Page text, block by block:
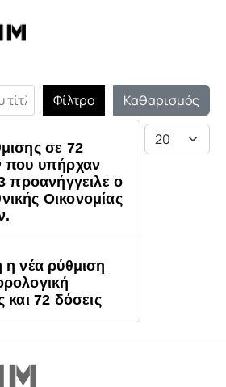
Φίλτρο
Καθαρισμός
Εμφάνιση #
σε 72
που υπήρχαν
προανήγγειλε ο
Οικονομίας
η νέα ρύθμιση
και 72 δόσεις